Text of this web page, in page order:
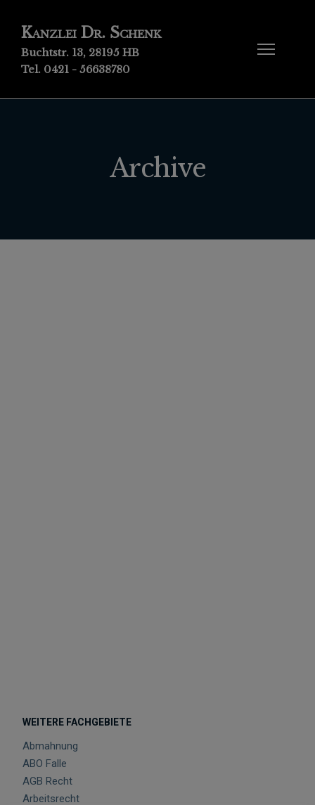
Kanzlei Dr. Schenk
Buchtstr. 13, 28195 HB
Tel. 0421 - 56638780
Archive
WEITERE FACHGEBIETE
Abmahnung
ABO Falle
AGB Recht
Arbeitsrecht